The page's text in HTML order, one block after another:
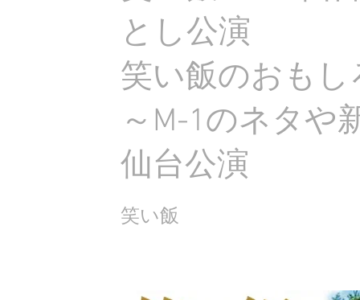
とし公演
笑い飯のおも
～M-1のネタ
仙台公演
笑い飯